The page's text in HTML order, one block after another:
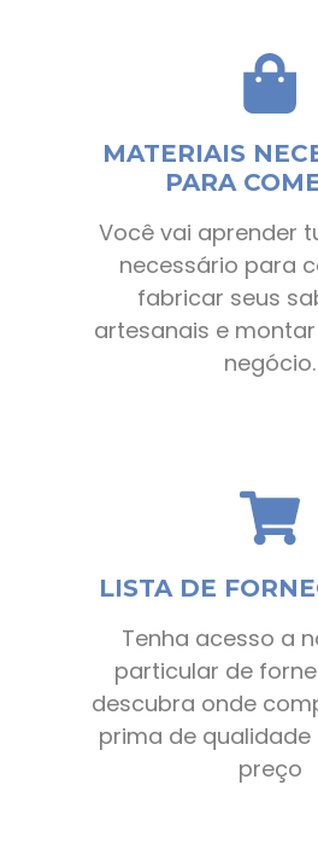
MATERIAIS
PARA
Você vai aprender
necessário para
fabricar seus
artesanais e
negócio.
LISTA DE
Tenha acesso a
particular de
descubra onde
prima de
preço